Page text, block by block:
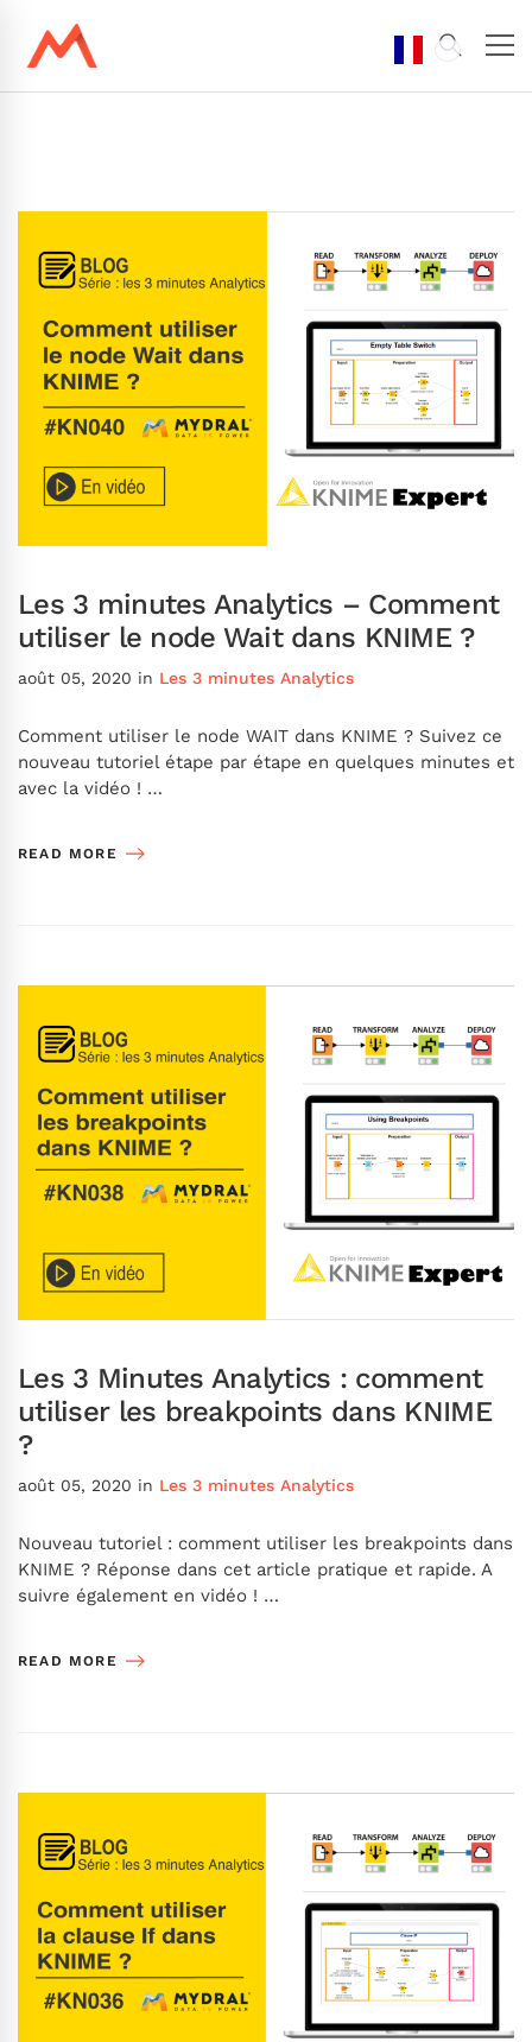
Les 3 minutes Analytics – Comment
utiliser le node Wait dans KNIME ?
août 05, 2020 in Les 3 minutes Analytics
Comment utiliser le node WAIT dans KNIME ? Suivez ce
nouveau tutoriel étape par étape en quelques minutes et
avec la vidéo ! …
READ MORE
Les 3 Minutes Analytics : comment
utiliser les breakpoints dans KNIME
?
août 05, 2020 in Les 3 minutes Analytics
Nouveau tutoriel : comment utiliser les breakpoints dans
KNIME ? Réponse dans cet article pratique et rapide. A
suivre également en vidéo ! …
READ MORE